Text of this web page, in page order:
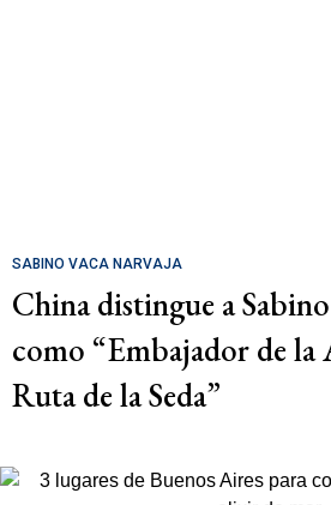
SABINO VACA NARVAJA
China distingue a
como “Embajador de la
Ruta de la Seda”